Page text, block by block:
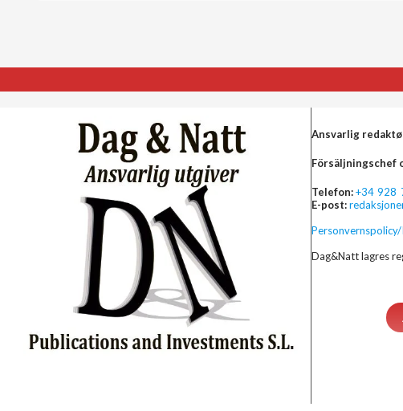
Ansvarlig
Försäljningschef
Telefon:+34 928
E-post:
Dag&Natt lagres